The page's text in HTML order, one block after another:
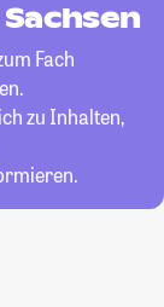
Fach
zu Inhalten,